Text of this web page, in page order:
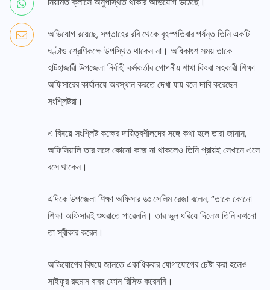
অভিযোগ রয়েছে, সপ্তাহের রবি থেকে বৃহস্পতিবার পর্যন্ত তিনি একটি
ঘণ্টাও শ্রেণিকক্ষে উপস্থিত থাকেন না। অধিকাংশ সময় তাকে
হাটহাজারী উপজেলা নির্বাহী কর্মকর্তার গোপনীয় শাখা কিংবা সহকারী শিক্ষা
অফিসারের কার্যালয়ে অবস্থান করতে দেখা যায় বলে দাবি করেছেন
সংশ্লিষ্টরা।
এ বিষয়ে সংশ্লিষ্ট কক্ষের দায়িত্বশীলদের সঙ্গে কথা হলে তারা জানান,
অফিসিয়ালি তার সঙ্গে কোনো কাজ না থাকলেও তিনি প্রায়ই সেখানে এসে
বসে থাকেন।
এদিকে উপজেলা শিক্ষা অফিসার ডঃ সেলিম রেজা বলেন, “তাকে কোনো
শিক্ষা অফিসারই শুধরাতে পারেননি। তার ভুল ধরিয়ে দিলেও তিনি কখনো
তা স্বীকার করেন।
অভিযোগের বিষয়ে জানতে একাধিকবার যোগাযোগের চেষ্টা করা হলেও
সাইফুর রহমান বাবর ফোন রিসিভ করেননি।